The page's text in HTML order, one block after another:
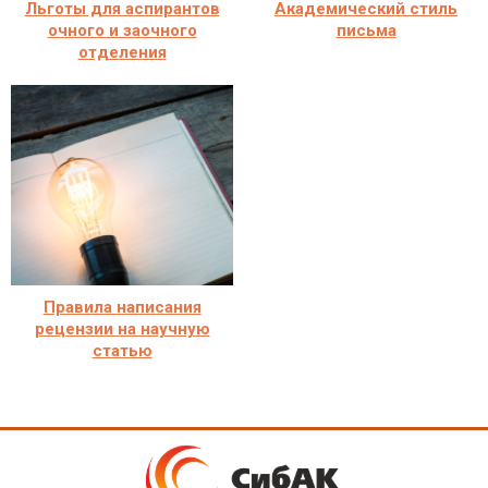
Льготы для аспирантов
очного и заочного
отделения
Академический стиль
письма
Правила написания
рецензии на научную
статью